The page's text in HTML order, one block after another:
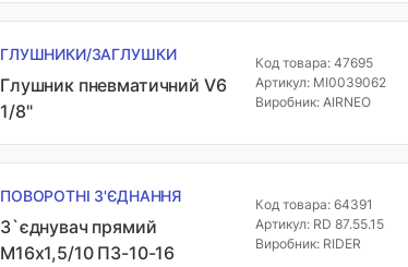
ГЛУШНИКИ/ЗАГЛУШКИ
Глушник пневматичний V6
1/8"
Код товара: 47695
Артикул: MI0039062
Виробник: AIRNEO
ПОВОРОТНІ З'ЄДНАННЯ
З`єднувач прямий
M16х1,5/10 ПЗ-10-16
Код товара: 64391
Артикул: RD 87.55.15
Виробник: RIDER